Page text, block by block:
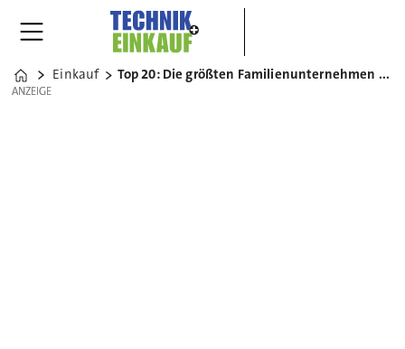
Home
Einkauf Top 20: Die größten Familienunternehmen der Welt
ANZEIGE
ANZEIGE